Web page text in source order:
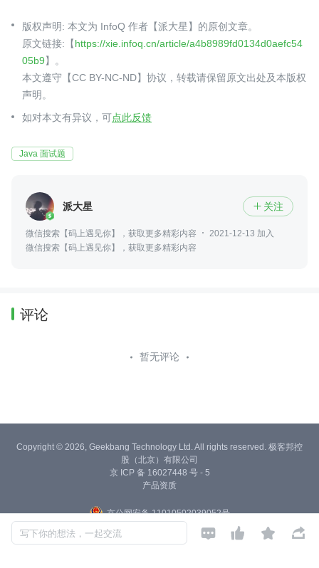
版权声明: 本文为 InfoQ 作者【派大星】的原创文章。
原文链接:【https://xie.infoq.cn/article/a4b8989fd0134d0aefc54
05b9】。
本文遵守【CC BY-NC-ND】协议，转载请保留原文出处及本版权
声明。
如对本文有异议，可点此反馈
Java 面试题
派大星  关注
微信搜索【码上遇见你】，获取更多精彩内容
2021-12-13 加入
微信搜索【码上遇见你】，获取更多精彩内容
评论
暂无评论
写下你的想法，一起交流    
Copyright © 2026, Geekbang Technology Ltd. All rights reserved. 极客邦控
股（北京）有限公司
京 ICP 备 16027448 号 - 5
产品资质
京公网安备 11010502039052号